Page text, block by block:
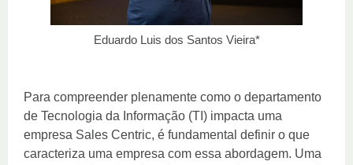
Eduardo Luis dos Santos Vieira*
Para compreender plenamente como o departamento
de Tecnologia da Informação (TI) impacta uma
empresa Sales Centric, é fundamental definir o que
caracteriza uma empresa com essa abordagem. Uma